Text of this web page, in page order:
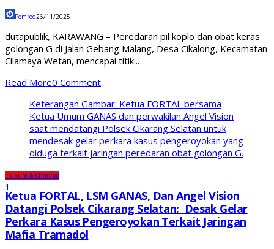
Pemred26/11/2025
dutapublik, KARAWANG – Peredaran pil koplo dan obat keras
golongan G di Jalan Gebang Malang, Desa Cikalong, Kecamatan
Cilamaya Wetan, mencapai titik...
Read More0 Comment
Keterangan Gambar: Ketua FORTAL bersama
Ketua Umum GANAS dan perwakilan Angel Vision
saat mendatangi Polsek Cikarang Selatan untuk
mendesak gelar perkara kasus pengeroyokan yang
diduga terkait jaringan peredaran obat golongan G.
Hukum & Kriminal
1
Ketua FORTAL, LSM GANAS, Dan Angel Vision
Datangi Polsek Cikarang Selatan: Desak Gelar
Perkara Kasus Pengeroyokan Terkait Jaringan
Mafia Tramadol